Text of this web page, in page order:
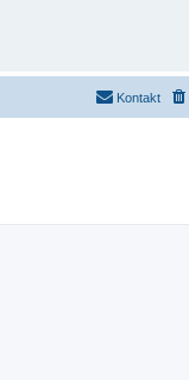
Kontakt